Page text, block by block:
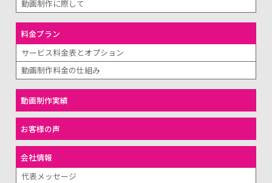
動画制作に際して
料金プラン
サービス料金表とオプション
動画制作料金の仕組み
動画制作実績
お客様の声
会社情報
代表メッセージ